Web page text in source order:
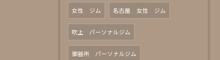
女性 ジム 名古屋 女性 ジム
吹上 パーソナルジム
御器所 パーソナルジム